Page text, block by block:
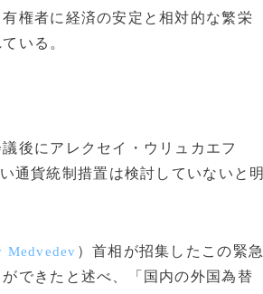
権者に経済の安定と相対的な繁栄
いる。
後にアレクセイ・ウリュカエフ
通貨統制措置は検討していないと明
Medvedev ）首相が招集したこの緊急
できたと述べ、「国内の外国為替